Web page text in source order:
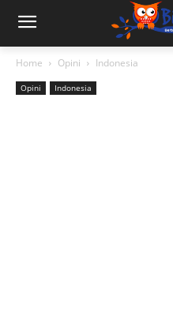
Home Opini Indonesia
Opini Indonesia